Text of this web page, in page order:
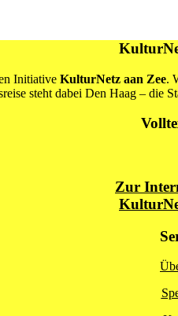
Initiative KulturNetz aan Zee.
steht dabei Den Haag – die
Zur